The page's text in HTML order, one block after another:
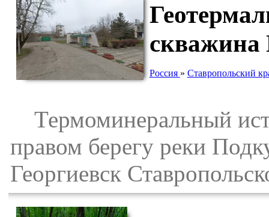
скважина
Россия » Ставропольский
Термоминеральный
правом берегу реки
Георгиевск